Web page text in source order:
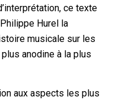
ce texte
Hurel la
musicale sur les
anodine à la plus
aux aspects les plus